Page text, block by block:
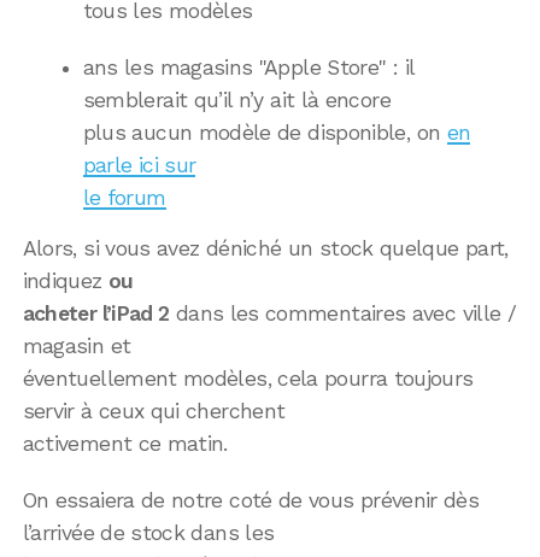
tous les modèles
ans les magasins "Apple Store" : il
semblerait qu’il n’y ait là encore
plus aucun modèle de disponible, on en
parle ici sur
le forum
Alors, si vous avez déniché un stock quelque part,
indiquez ou
acheter l’iPad 2 dans les commentaires avec ville /
magasin et
éventuellement modèles, cela pourra toujours
servir à ceux qui cherchent
activement ce matin.
On essaiera de notre coté de vous prévenir dès
l’arrivée de stock dans les